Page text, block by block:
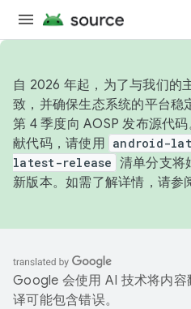
自 2026 年起，为了与我们的
致，并确保生态系统的平台稳
第 4 季度向 AOSP 发布源代
献代码，请使用 android-
latest-release 清单分支将
新版本。如需了解详情，请参
Google 会使用 AI 技术将内
译可能包含错误。